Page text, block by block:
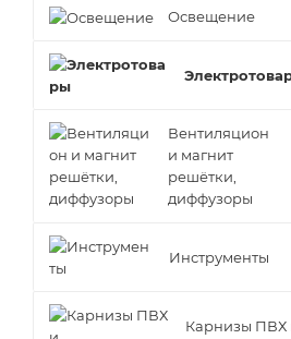
Освещение
Вентиляцион
и магнит
решётки,
диффузоры
Инструменты
Карнизы ПВХ